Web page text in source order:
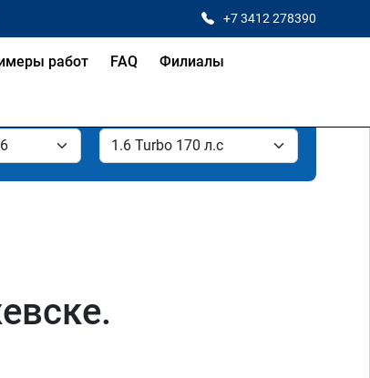
+7 3412 278390
работ FAQ Филиалы